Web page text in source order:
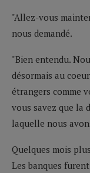
"Allez-vous
nous demandé.
"Bien entendu.
désormais au
étrangers comme
vous savez que la
laquelle nous
Quelques mois
Les banques